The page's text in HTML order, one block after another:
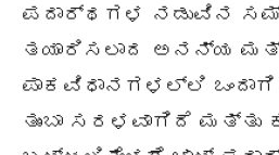
ಪದಾರ್ಥಗಳ ನಡುವಿನ
ತಯಾರಿಸಲಾದ ಅನನ್ಯ
ಪಾಕವಿಧಾನಗಳಲ್ಲಿ
ತುಂಬಾ ಸರಳವಾಗಿದೆ ಮತ್ತು